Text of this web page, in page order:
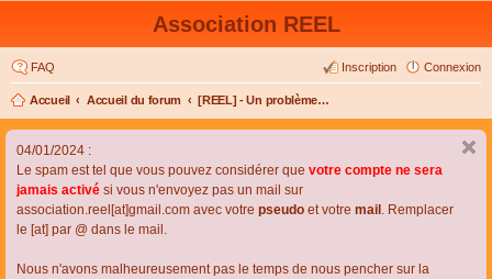
Association REEL
FAQ Connexion
Inscription
Accueil Accueil du forum [REEL] - Un problème de connexion ou d'inscription ?
04/01/2024 :
Le spam est tel que vous pouvez considérer que votre compte ne sera
jamais activé si vous n'envoyez pas un mail sur
association.reel[at]gmail.com avec votre pseudo et votre mail . Remplacer
le [at] par @ dans le mail.
Nous n'avons malheureusement pas le temps de nous pencher sur la